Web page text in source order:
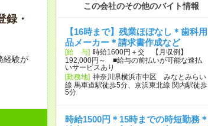
録・
経験が
この会社のその他のバイト情報
【16時まで】残業ほぼなし＊歯科用
品メーカー＊請求書作成など
[給 与] 時給1600円＋交 【月収例】
192,000円～ ■給与の前払いが可能な速払
いサービスあり
[勤務地] 神奈川県横浜市中区 みなとみらい
線 馬車道駅徒歩5分、京浜東北線 関内駅徒歩
5分
時給1500円＊15時までの時短勤務＊